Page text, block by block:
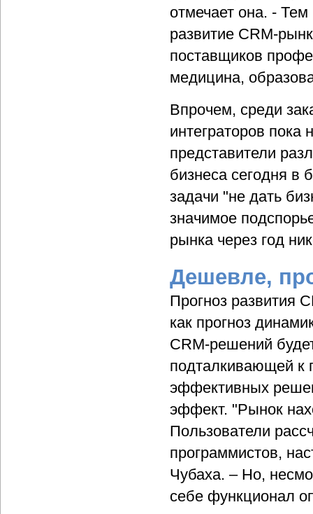
отмечает она. -
развитие CRM-
поставщиков
медицина,
Впрочем, среди
интеграторов
представители
бизнеса сегодня в
задачи "не дать
значимое
рынка через год
Дешевле,
Прогноз развития
как прогноз
CRM-решений
подталкивающей к
эффективных
эффект. "Рынок
Пользователи
программистов,
Чубаха. – Но,
себе функционал